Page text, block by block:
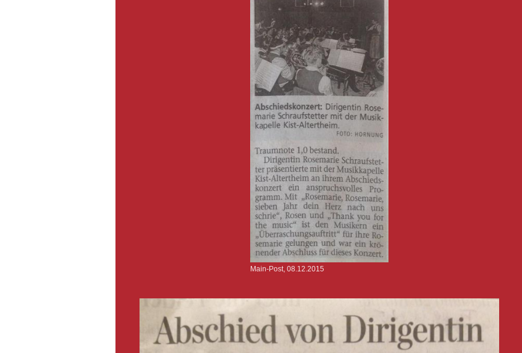
Main-Post, 08.12.2015